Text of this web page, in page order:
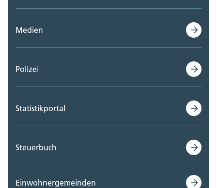
Volksschulamt (0)
Volkswirtschaftsdepartement;
Medien
Polizei
Statistikportal
Steuerbuch
Einwohnergemeinden